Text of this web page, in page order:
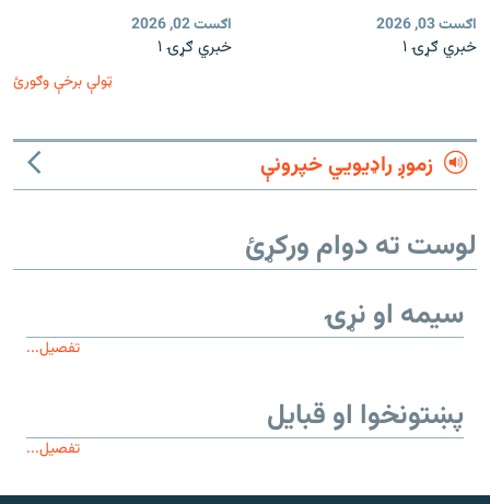
اګست 03, 2026
خبري ګړۍ ۱
اګست 02, 2026
خبري ګړۍ ۱
ټولې برخې وګورئ
زموږ راډیويي خپرونې
لوست ته دوام ورکړئ
سیمه او نړۍ
تفصیل...
پښتونخوا او قبایل
تفصیل...